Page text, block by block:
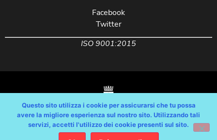
Facebook
Twitter
ISO 9001:2015
Copyright © Comune di Trieste – partita Iva 00210240321 – tutti i diritti
Questo sito utilizza i cookie per assicurarsi che tu possa
avere la migliore esperienza sul nostro sito. Utilizzando tali
servizi, accetti l'utilizzo dei cookie presenti sul sito.